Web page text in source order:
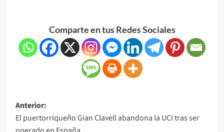
Comparte en tus Redes Sociales
Anterior:
El puertorriqueño Gian Clavell abandona la UCI tras ser